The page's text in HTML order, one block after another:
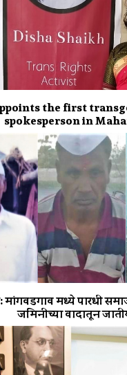
the first
spokesperson in
मांगवडगाव मध्ये पारधी
जमिनीच्या वादातून